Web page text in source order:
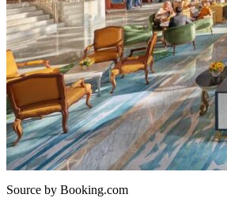
Source by Booking.com